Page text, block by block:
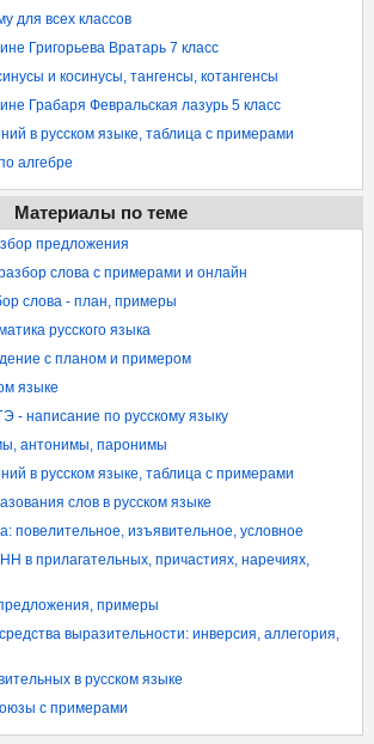
для всех классов
Григорьева Вратарь 7 класс
и косинусы, тангенсы, котангенсы
Грабаря Февральская лазурь 5 класс
в русском языке, таблица с примерами
алгебре
Материалы по теме
предложения
слова с примерами и онлайн
слова - план, примеры
русского языка
с планом и примером
языке
- написание по русскому языку
антонимы, паронимы
в русском языке, таблица с примерами
слов в русском языке
повелительное, изъявительное, условное
в прилагательных, причастиях, наречиях,
примеры
выразительности: инверсия, аллегория,
в русском языке
с примерами